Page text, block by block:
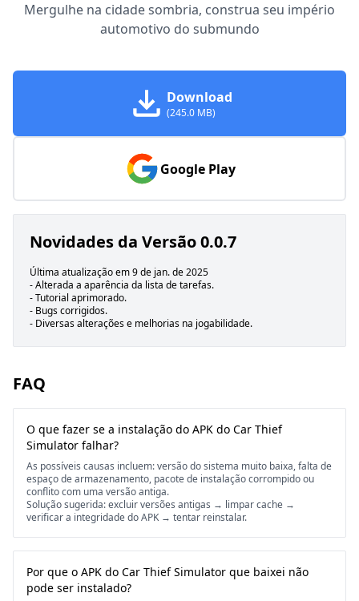
Mergulhe na cidade sombria, construa seu império
automotivo do submundo
Download
(245.0 MB)
Google Play
Novidades da Versão 0.0.7
Última atualização em 9 de jan. de 2025
- Alterada a aparência da lista de tarefas.
- Tutorial aprimorado.
- Bugs corrigidos.
- Diversas alterações e melhorias na jogabilidade.
FAQ
O que fazer se a instalação do APK do Car Thief
Simulator falhar?
As possíveis causas incluem: versão do sistema muito baixa, falta de
espaço de armazenamento, pacote de instalação corrompido ou
conflito com uma versão antiga.
Solução sugerida: excluir versões antigas → limpar cache →
verificar a integridade do APK → tentar reinstalar.
Por que o APK do Car Thief Simulator que baixei não
pode ser instalado?